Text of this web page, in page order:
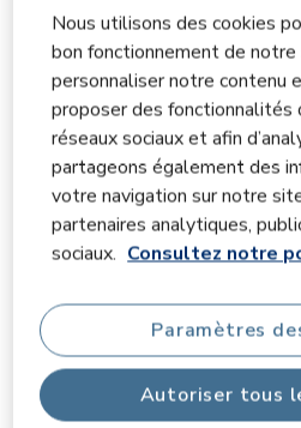
Nous utilisons des cookies
bon fonctionnement de
personnaliser notre contenu
proposer des fonctionnalités
réseaux sociaux et afin
partageons également des
votre navigation sur notre
partenaires analytiques,
sociaux. Consultez notre
Autoriser tous
Paramètres
Qualité
Qualité, 4.0 sur 5
Facilité d'utilisation
Facilité d'utilisation, 3.8 sur 5
Confort
Confort, 3.8 sur 5
Filtrer les avis